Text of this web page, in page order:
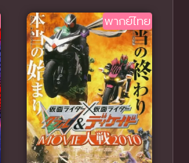
พากย์ไทย